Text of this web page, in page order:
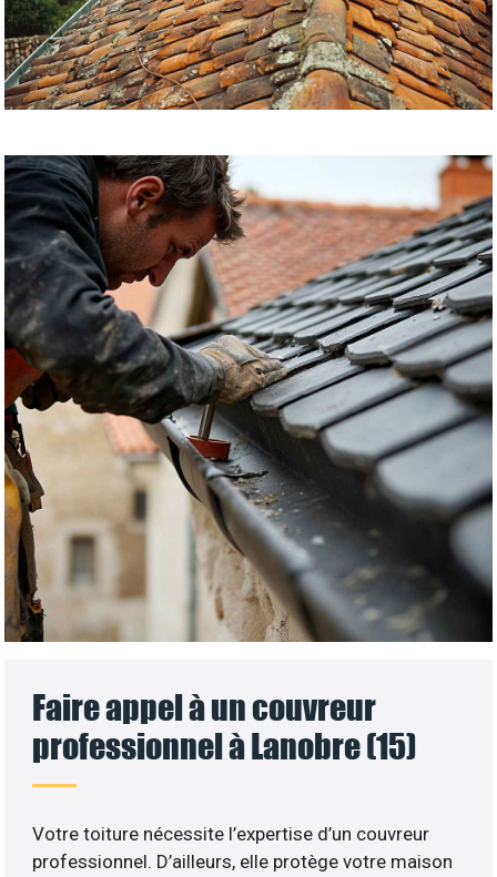
Faire appel à un couvreur
professionnel à Lanobre (15)
Votre toiture nécessite l’expertise d’un couvreur
professionnel. D’ailleurs, elle protège votre maison